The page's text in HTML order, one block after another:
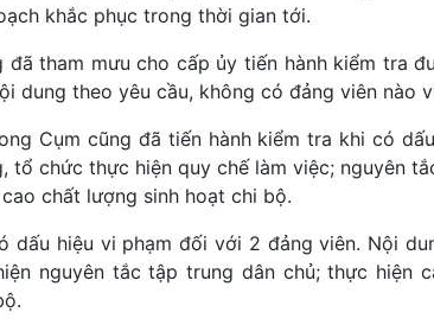
khắc phục trong thời gian tới.
đã tham mưu cho cấp ủy tiến hành kiểm tra
dung theo yêu cầu, không có đảng viên nào
Cụm cũng đã tiến hành kiểm tra khi có
tổ chức thực hiện quy chế làm việc; nguyên
chất lượng sinh hoạt chi bộ.
dấu hiệu vi phạm đối với 2 đảng viên. Nội
nguyên tắc tập trung dân chủ; thực hiện